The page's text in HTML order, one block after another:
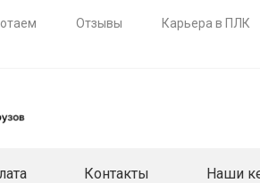
Отзывы Карьера в ПЛК
Контакты Наши